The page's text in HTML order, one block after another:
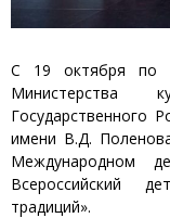
C 19 октября по
Министерства
Государственного
имени В.Д.
Международном
Всероссийский
традиций».